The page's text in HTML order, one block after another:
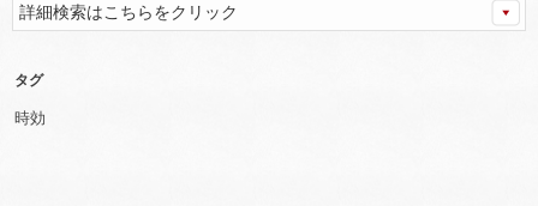
詳細検索はこちらをクリック
タグ
時効